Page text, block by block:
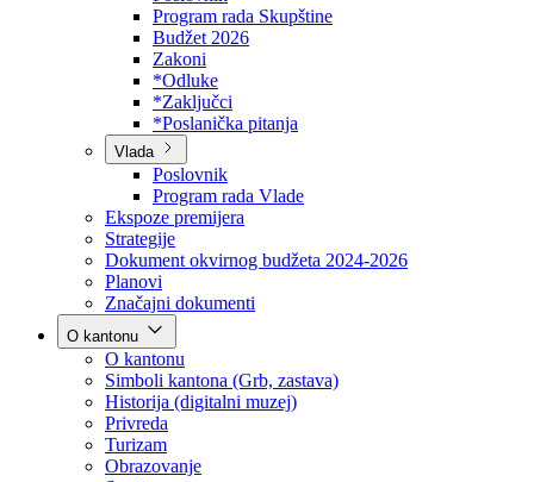
Skupština
Poslovnik
Program rada Skupštine
Budžet 2026
Zakoni
*Odluke
*Zaključci
*Poslanička pitanja
Vlada
Poslovnik
Program rada Vlade
Ekspoze premijera
Strategije
Dokument okvirnog budžeta 2024-2026
Planovi
Značajni dokumenti
O kantonu
O kantonu
Simboli kantona (Grb, zastava)
Historija (digitalni muzej)